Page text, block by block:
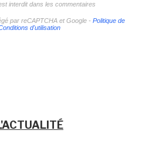
interdit dans les commentaires
par reCAPTCHA et Google - Politique de
d'utilisation